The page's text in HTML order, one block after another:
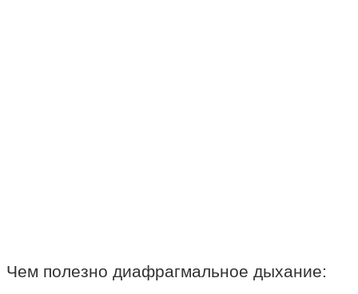
Чем полезно диафрагмальное дыхание: